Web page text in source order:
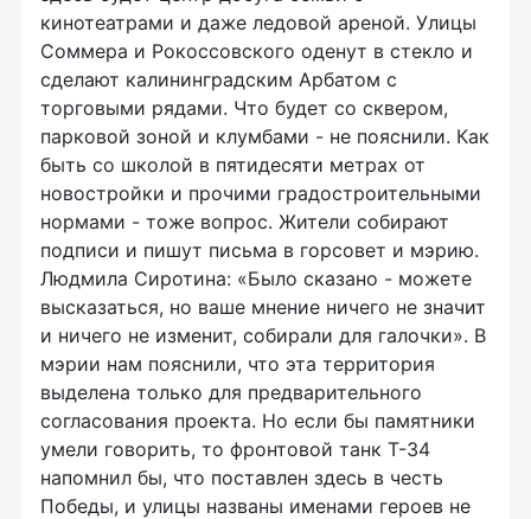
кинотеатрами и даже ледовой ареной. Улицы
Соммера и Рокоссовского оденут в стекло и
сделают калининградским Арбатом с
торговыми рядами. Что будет со сквером,
парковой зоной и клумбами - не пояснили. Как
быть со школой в пятидесяти метрах от
новостройки и прочими градостроительными
нормами - тоже вопрос. Жители собирают
подписи и пишут письма в горсовет и мэрию.
Людмила Сиротина: «Было сказано - можете
высказаться, но ваше мнение ничего не значит
и ничего не изменит, собирали для галочки». В
мэрии нам пояснили, что эта территория
выделена только для предварительного
согласования проекта. Но если бы памятники
умели говорить, то фронтовой танк Т-34
напомнил бы, что поставлен здесь в честь
Победы, и улицы названы именами героев не